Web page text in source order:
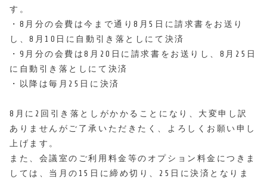
す。
・8月分の会費は今まで通り8月5日に請求書をお送り
し、8月10日に自動引き落としにて決済
・9月分の会費は8月20日に請求書をお送りし、8月25日
に自動引き落としにて決済
・以降は毎月25日に決済
8月に2回引き落としがかかることになり、大変申し訳
ありませんがご了承いただきたく、よろしくお願い申し
上げます。
また、会議室のご利用料金等のオプション料金につきま
しては、当月の15日に締め切り、25日に決済となりま